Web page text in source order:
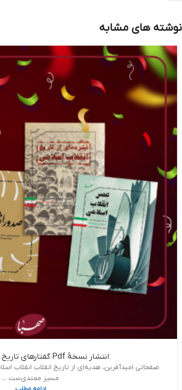
نوشته های مشابه
انتشار نسخۀ Pdf گفتارهای تاریخ انقلاب اسلامی
صفحاتی امیدآفرین، هدیه‌ای از تاریخ انقلاب انقلاب
مسیر ممتدی‌ست ...